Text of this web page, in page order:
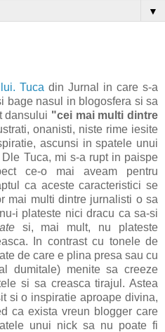
▼
Tuca din Jurnal in care s-a
bage nasul in blogosfera si sa
dansului "cei mai multi dintre
onanisti, niste rime iesite
ascunsi in spatele unui
Tuca, mi s-a rupt in paispe
ce-o mai aveam pentru
ca aceste caracteristici se
mai multi dintre jurnalisti o sa
i plateste nici dracu ca sa-si
si, mai mult, nu plateste
In contrast cu tonele de
de care e plina presa sau cu
dumitale) menite sa creeze
si sa creasca tirajul. Astea
si o inspiratie aproape divina,
ca exista vreun blogger care
unui nick sa nu poate fi